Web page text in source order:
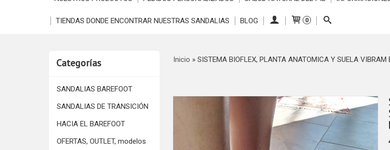
TIENDAS DONDE ENCONTRAR NUESTRAS SANDALIAS BLOG 0
Categorías
SANDALIAS BAREFOOT
SANDALIAS DE TRANSICIÓN
HACIA EL BAREFOOT
OFERTAS, OUTLET, modelos
Inicio » SISTEMA BIOFLEX, PLANTA ANATOMICA Y SUELA